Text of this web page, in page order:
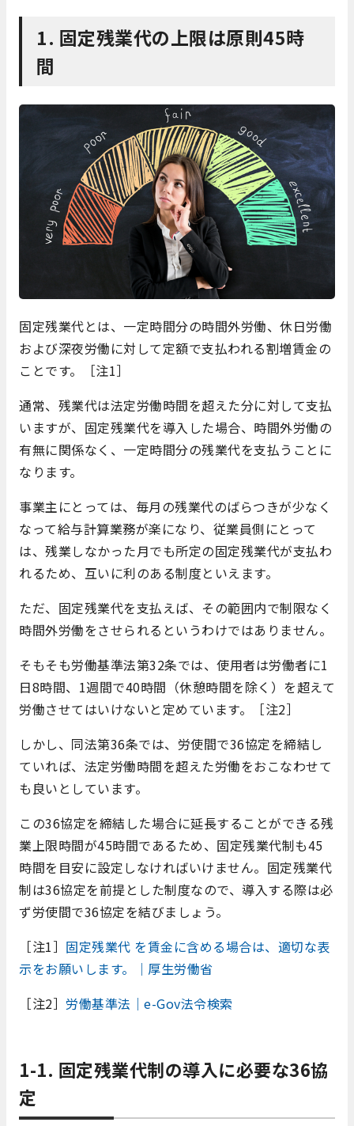
1. 固定残業代の上限は原則45時
間
固定残業代とは、一定時間分の時間外労働、休日労働
および深夜労働に対して定額で支払われる割増賃金の
ことです。［注1］
通常、残業代は法定労働時間を超えた分に対して支払
いますが、固定残業代を導入した場合、時間外労働の
有無に関係なく、一定時間分の残業代を支払うことに
なります。
事業主にとっては、毎月の残業代のばらつきが少なく
なって給与計算業務が楽になり、従業員側にとって
は、残業しなかった月でも所定の固定残業代が支払わ
れるため、互いに利のある制度といえます。
ただ、固定残業代を支払えば、その範囲内で制限なく
時間外労働をさせられるというわけではありません。
そもそも労働基準法第32条では、使用者は労働者に1
日8時間、1週間で40時間（休憩時間を除く）を超えて
労働させてはいけないと定めています。［注2］
しかし、同法第36条では、労使間で36協定を締結し
ていれば、法定労働時間を超えた労働をおこなわせて
も良いとしています。
この36協定を締結した場合に延長することができる残
業上限時間が45時間であるため、固定残業代制も45
時間を目安に設定しなければいけません。固定残業代
制は36協定を前提とした制度なので、導入する際は必
ず労使間で36協定を結びましょう。
［注1］ 固定残業代 を賃金に含める場合は、適切な表
示をお願いします。｜厚生労働省
［注2］ 労働基準法｜e-Gov法令検索
1-1. 固定残業代制の導入に必要な36協
定